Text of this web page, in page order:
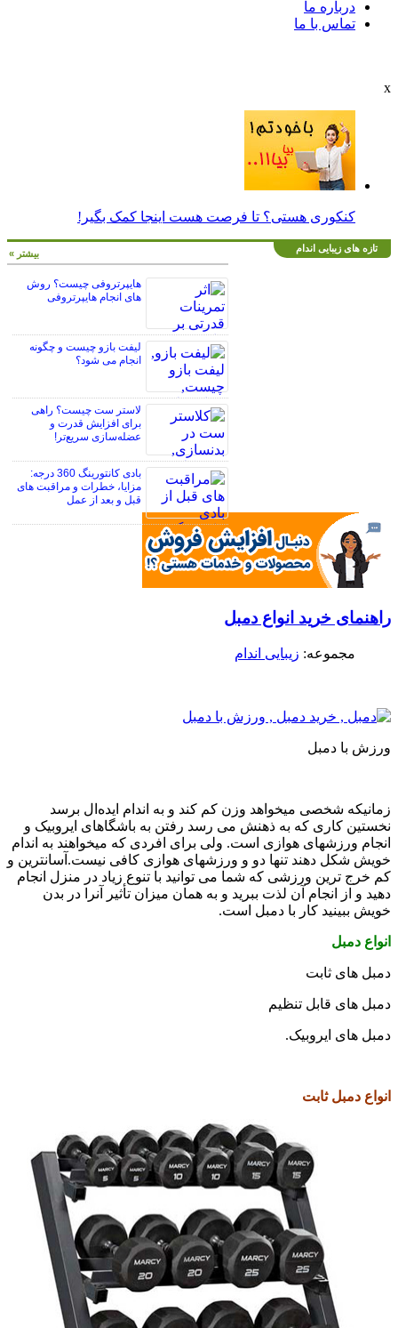
درباره ما
تماس با ما
کنکوری هستی؟ تا فرصت هست اینجا کمک بگیر!
تازه های زیبایی اندام
هایپرتروفی چیست؟ روش
های انجام هایپرتروفی
لیفت بازو چیست و چگونه
انجام می شود؟
لاستر ست چیست؟ راهی
برای افزایش قدرت و
عضله‌سازی سریع‌تر!
بادی کانتورینگ 360 درجه:
مزایا، خطرات و مراقبت های
قبل و بعد از عمل
بیشتر »
خرید انواع دمبل
مجموعه:زیبایی اندام
با دمبل
شخصی میخواهد وزن کم کند و به اندام ایده‌ال برسد
کاری که به ذهنش می رسد رفتن به باشگاهای ایروبیک و
ورزشهای هوازی است. ولی برای افردی که میخواهند به اندام
شکل دهند تنها دو و ورزشهای هوازی کافی نیست.آسانترین و
خرج ترین ورزشی که شما می توانید با تنوع زیاد در منزل انجام
و از انجام آن لذت ببرید و به همان میزان تأثير آنرا در بدن
ببینید کار با دمبل است.
دمبل
های ثابت
های قابل تنظیم
های ایروبیک.
دمبل ثابت